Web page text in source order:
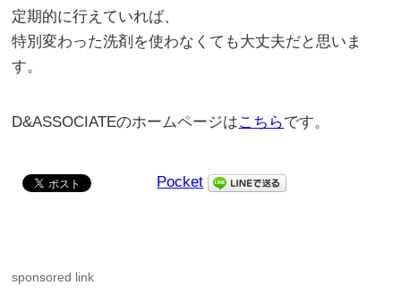
定期的に行えていれば、
特別変わった洗剤を使わなくても大丈夫だと思いま
す。
D&ASSOCIATEのホームページはこちらです。
Pocket
sponsored link